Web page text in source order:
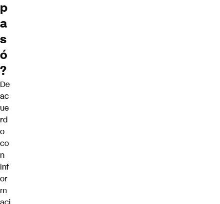
p
a
s
ó
?
De
ac
ue
rd
o
co
n
inf
or
m